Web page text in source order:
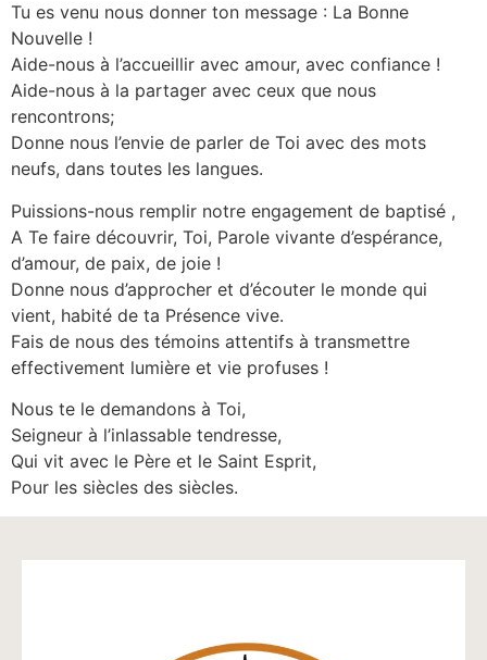
Tu es venu nous donner ton message : La Bonne
Nouvelle !
Aide-nous à l’accueillir avec amour, avec confiance !
Aide-nous à la partager avec ceux que nous
rencontrons;
Donne nous l’envie de parler de Toi avec des mots
neufs, dans toutes les langues.
Puissions-nous remplir notre engagement de baptisé ,
A Te faire découvrir, Toi, Parole vivante d’espérance,
d’amour, de paix, de joie !
Donne nous d’approcher et d’écouter le monde qui
vient, habité de ta Présence vive.
Fais de nous des témoins attentifs à transmettre
effectivement lumière et vie profuses !
Nous te le demandons à Toi,
Seigneur à l’inlassable tendresse,
Qui vit avec le Père et le Saint Esprit,
Pour les siècles des siècles.